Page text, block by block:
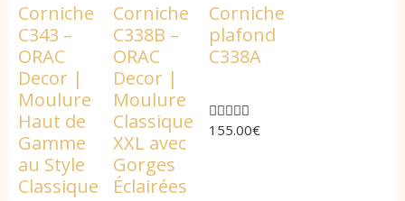
Corniche
C343 –
ORAC
Decor |
Moulure
Haut de
Gamme
au Style
Classique
Corniche
C338B –
ORAC
Decor |
Moulure
Classique
XXL avec
Gorges
Éclairées
Corniche
plafond
C338A

155.00€